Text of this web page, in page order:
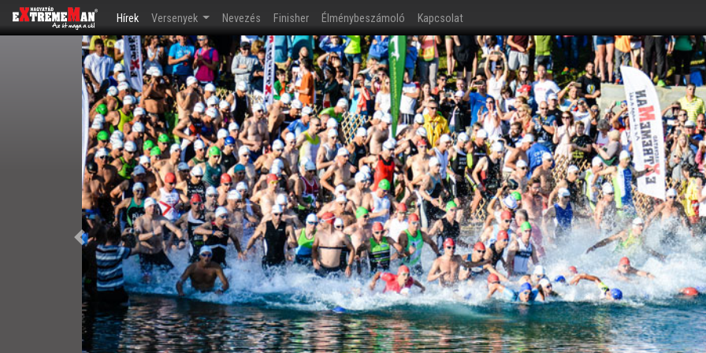
Hírek(current)
Versenyek Nevezés Finisher Élménybeszámoló Kapcsolat
Előző